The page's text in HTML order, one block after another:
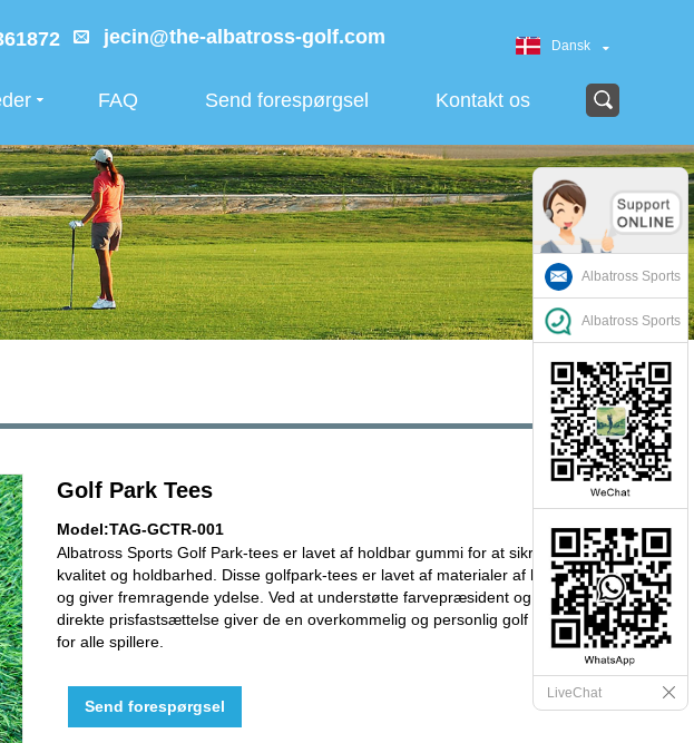
jecin@the-albatross-golf.com Dansk
FAQ Send forespørgsel Kontakt os
Golf Park Tees
Model:TAG-GCTR-001
Albatross Sports Golf Park-tees er lavet af holdbar gummi for at sikre høj
kvalitet og holdbarhed. Disse golfpark-tees er lavet af materialer af høj kvalitet
og giver fremragende ydelse. Ved at understøtte farvepræsident og fabriks
direkte prisfastsættelse giver de en overkommelig og personlig golf Erfaring
for alle spillere.
Send forespørgsel
Albatross Sports
Albatross Sports
LiveChat